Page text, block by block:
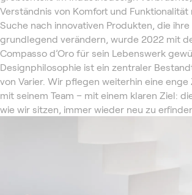
Verständnis von Komfort und Funktionalität
Suche nach innovativen Produkten, die
grundlegend verändern, wurde 2022 mit
Compasso d’Oro für sein Lebenswerk
Designphilosophie ist ein zentraler
von Varier. Wir pflegen weiterhin eine
mit seinem Team – mit einem klaren Ziel:
wie wir sitzen, immer wieder neu zu